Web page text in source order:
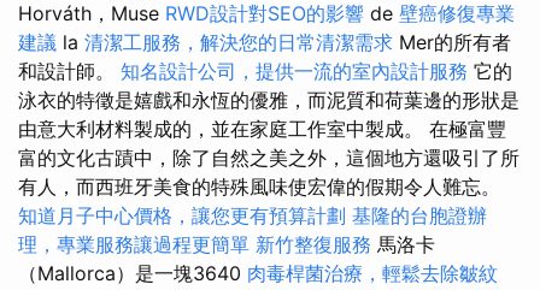
Horváth，Muse RWD設計對SEO的影響 de 壁癌修復專業
建議 la 清潔工服務，解決您的日常清潔需求 Mer的所有者
和設計師。 知名設計公司，提供一流的室內設計服務 它的
泳衣的特徵是嬉戲和永恆的優雅，而泥質和荷葉邊的形狀是
由意大利材料製成的，並在家庭工作室中製成。 在極富豐
富的文化古蹟中，除了自然之美之外，這個地方還吸引了所
有人，而西班牙美食的特殊風味使宏偉的假期令人難忘。
知道月子中心價格，讓您更有預算計劃 基隆的台胞證辦
理，專業服務讓過程更簡單 新竹整復服務 馬洛卡
（Mallorca）是一塊3640 肉毒桿菌治療，輕鬆去除皺紋